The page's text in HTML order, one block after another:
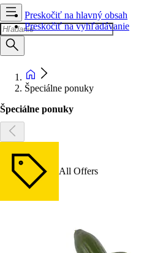
Preskočiť na hlavný obsah
Preskočiť na vyhľadávanie
Špeciálne ponuky
Špeciálne ponuky
All Offers